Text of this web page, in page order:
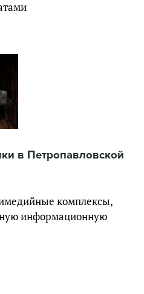
в Петропавловской
комплексы,
информационную